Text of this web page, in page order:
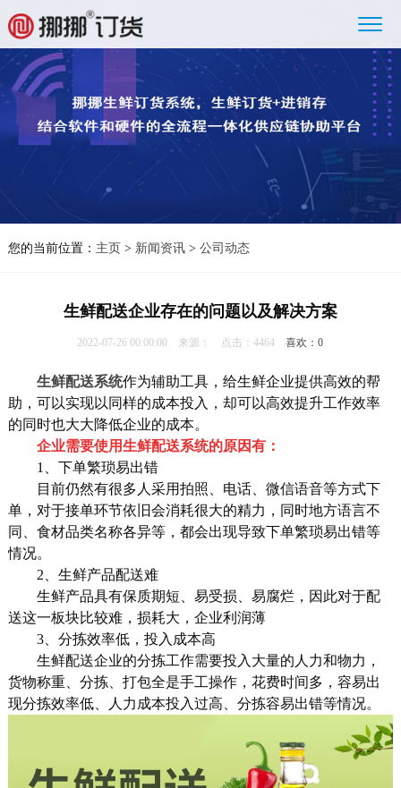
您的当前位置： 主页 > 新闻资讯> 公司动态
生鲜配送企业存在的问题以及解决方案
2022-07-26 00:00:00 来源： 点击：4464喜欢：0
生鲜配送系统作为辅助工具，给生鲜企业提供高效的帮
助，可以实现以同样的成本投入，却可以高效提升工作效率
的同时也大大降低企业的成本。
企业需要使用生鲜配送系统的原因有：
1、下单繁琐易出错
目前仍然有很多人采用拍照、电话、微信语音等方式下
单，对于接单环节依旧会消耗很大的精力，同时地方语言不
同、食材品类名称各异等，都会出现导致下单繁琐易出错等
情况。
2、生鲜产品配送难
生鲜产品具有保质期短、易受损、易腐烂，因此对于配
送这一板块比较难，损耗大，企业利润薄
3、分拣效率低，投入成本高
生鲜配送企业的分拣工作需要投入大量的人力和物力，
货物称重、分拣、打包全是手工操作，花费时间多，容易出
现分拣效率低、人力成本投入过高、分拣容易出错等情况。